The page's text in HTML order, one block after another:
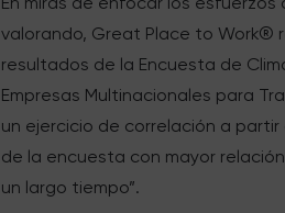
valorando, Great Place to Work®
resultados de la Encuesta de
Empresas Multinacionales para
un ejercicio de correlación a
de la encuesta con mayor
un largo tiempo”.